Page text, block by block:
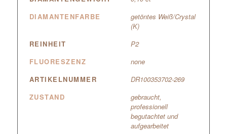
DIAMANTENFARBE
getöntes Weiß/Crystal
(K)
REINHEIT
P2
FLUORESZENZ
none
ARTIKELNUMMER
DR100353702-269
ZUSTAND
gebraucht,
professionell
begutachtet und
aufgearbeitet